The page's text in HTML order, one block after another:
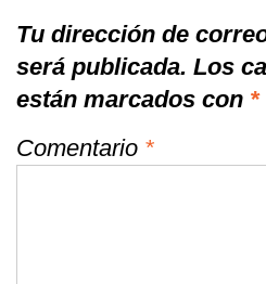
Tu dirección de
será publicada. Los
están marcados con *
Comentario *